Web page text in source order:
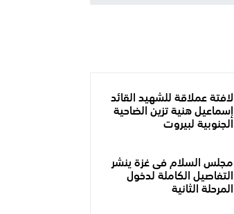
لافتة عملاقة للشهيد القائد
إسماعيل هنية تزين الضاحية
الجنوبية لبيروت
مجلس السلام فى غزة ينشر
التفاصيل الكاملة لدخول
المرحلة الثانية